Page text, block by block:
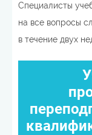
Специалисты
на все вопросы
в течение двух